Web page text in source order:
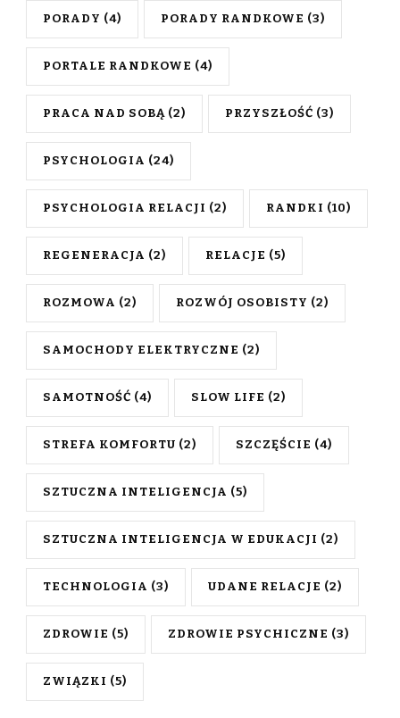
PORADY (4) PORADY RANDKOWE (3)
PORTALE RANDKOWE (4)
PRACA NAD SOBĄ (2) PRZYSZŁOŚĆ (3)
PSYCHOLOGIA (24)
PSYCHOLOGIA RELACJI (2) RANDKI (10)
REGENERACJA (2) RELACJE (5)
ROZMOWA (2) ROZWÓJ OSOBISTY (2)
SAMOCHODY ELEKTRYCZNE (2)
SAMOTNOŚĆ (4) SLOW LIFE (2)
STREFA KOMFORTU (2) SZCZĘŚCIE (4)
SZTUCZNA INTELIGENCJA (5)
SZTUCZNA INTELIGENCJA W EDUKACJI (2)
TECHNOLOGIA (3) UDANE RELACJE (2)
ZDROWIE (5) ZDROWIE PSYCHICZNE (3)
ZWIĄZKI (5)